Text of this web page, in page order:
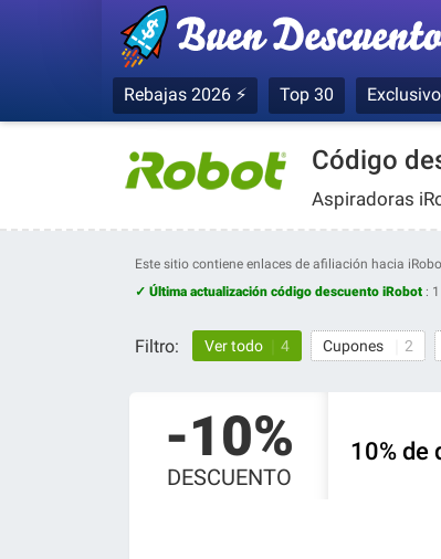
Rebajas 2026 ⚡ Top 30 Exclusivo
Código
Aspiradoras
Este sitio contiene enlaces de afiliación hacia
✓ Última actualización código descuento iRobot :
Filtro: Ver todo 4 Cupones 2
-10%
DESCUENTO
10% de